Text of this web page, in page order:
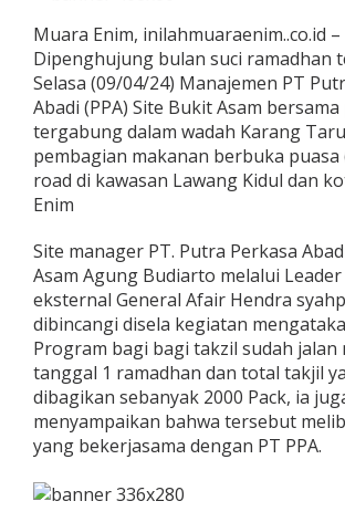
Muara Enim, inilahmuaraenim..co.id –
Dipenghujung bulan suci ramadhan
Selasa (09/04/24) Manajemen PT
Abadi (PPA) Site Bukit Asam
tergabung dalam wadah Karang
pembagian makanan berbuka
road di kawasan Lawang Kidul dan
Enim
Site manager PT. Putra Perkasa
Asam Agung Budiarto melalui
eksternal General Afair Hendra
dibincangi disela kegiatan
Program bagi bagi takzil sudah jalan
tanggal 1 ramadhan dan total takjil
dibagikan sebanyak 2000 Pack, ia
menyampaikan bahwa tersebut
yang bekerjasama dengan PT PPA.